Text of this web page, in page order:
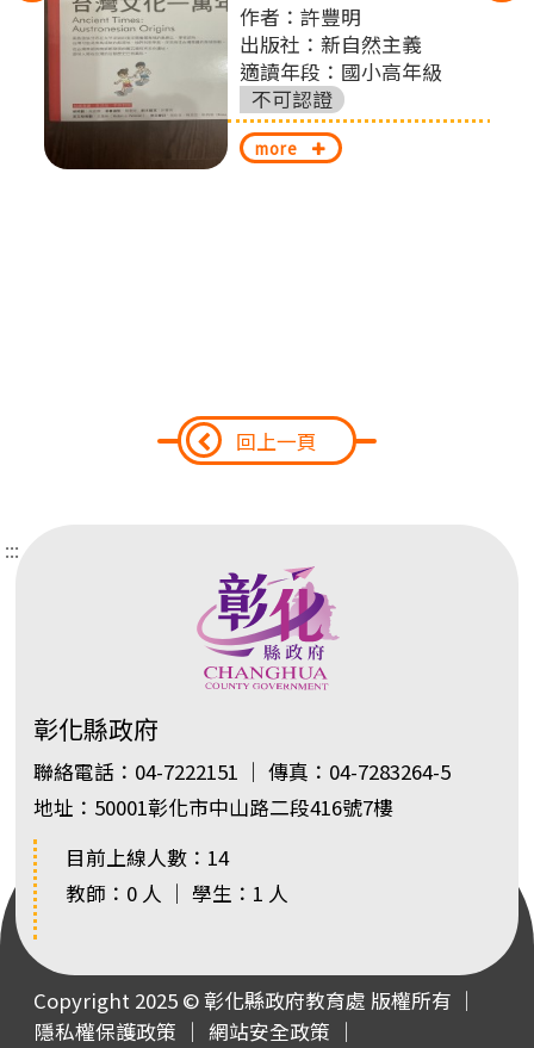
左
換
作者：許豐明
出版社：新自然主義
適讀年段：國小高年級
不可認證
more
回上一頁
:::
彰化縣政府
聯絡電話：04-7222151 ｜ 傳真：04-7283264-5
地址：50001彰化市中山路二段416號7樓
目前上線人數：14
教師：0 人 ｜ 學生：1 人
Copyright 2025 © 彰化縣政府教育處 版權所有 ｜
隱私權保護政策 ｜ 網站安全政策 ｜